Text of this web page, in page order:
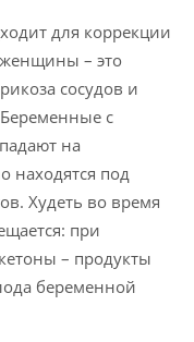
для коррекции
– это
сосудов и
с
на
находятся под
Худеть во время
при
– продукты
беременной